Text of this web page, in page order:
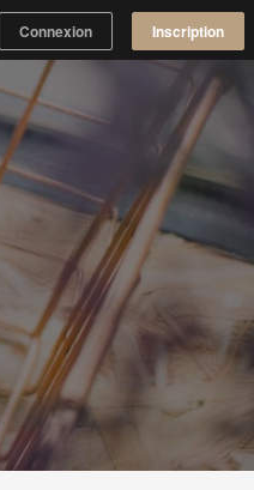
Connexion Inscription